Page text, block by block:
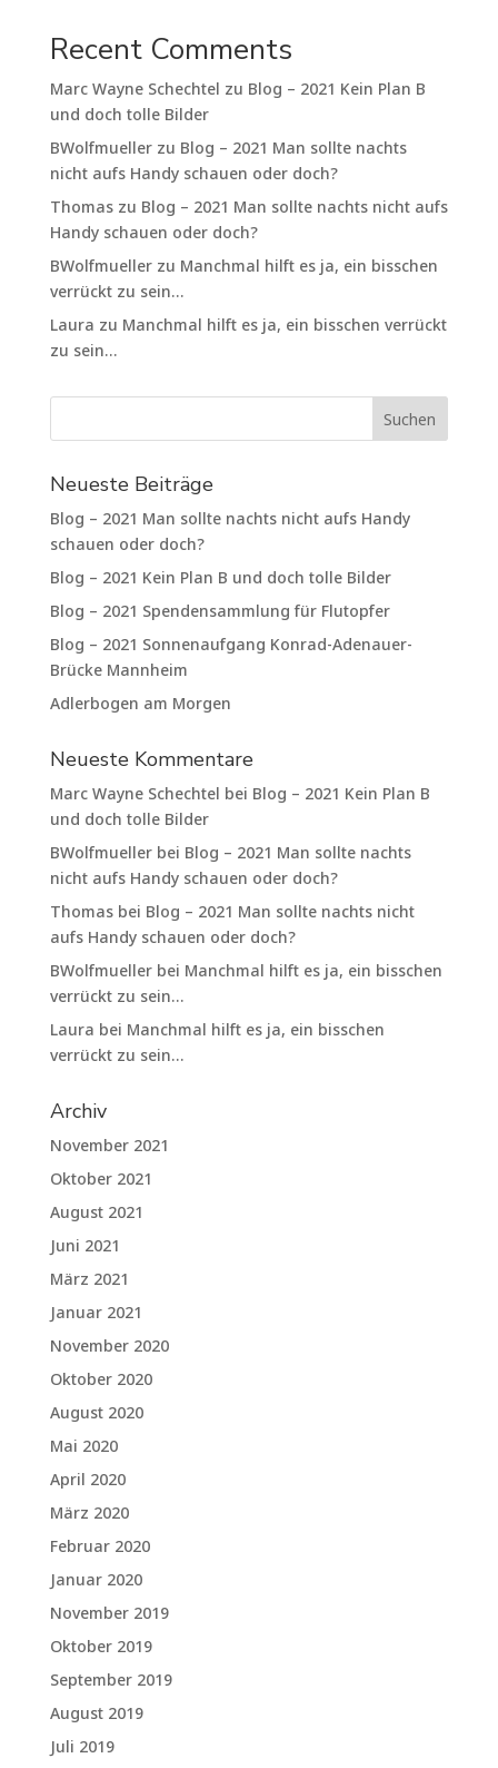
Recent Comments
Marc Wayne Schechtel zu Blog – 2021 Kein Plan B
und doch tolle Bilder
BWolfmuellerzu Blog – 2021 Man sollte nachts
nicht aufs Handy schauen oder doch?
Thomaszu Blog – 2021 Man sollte nachts nicht aufs
Handy schauen oder doch?
BWolfmuellerzu Manchmal hilft es ja, ein bisschen
verrückt zu sein…
Laura zu Manchmal hilft es ja, ein bisschen verrückt
zu sein…
Neueste Beiträge
Blog – 2021 Man sollte nachts nicht aufs Handy
schauen oder doch?
Blog – 2021 Kein Plan B und doch tolle Bilder
Blog – 2021 Spendensammlung für Flutopfer
Blog – 2021 Sonnenaufgang Konrad-Adenauer-
Brücke Mannheim
Adlerbogen am Morgen
Neueste Kommentare
Marc Wayne Schechtel bei Blog – 2021 Kein Plan B
und doch tolle Bilder
BWolfmuellerbei Blog – 2021 Man sollte nachts
nicht aufs Handy schauen oder doch?
Thomasbei Blog – 2021 Man sollte nachts nicht
aufs Handy schauen oder doch?
BWolfmuellerbei Manchmal hilft es ja, ein bisschen
verrückt zu sein…
Laura bei Manchmal hilft es ja, ein bisschen
verrückt zu sein…
Archiv
November 2021
Oktober 2021
August 2021
Juni 2021
März 2021
Januar 2021
November 2020
Oktober 2020
August 2020
Mai 2020
April 2020
März 2020
Februar 2020
Januar 2020
November 2019
Oktober 2019
September 2019
August 2019
Juli 2019